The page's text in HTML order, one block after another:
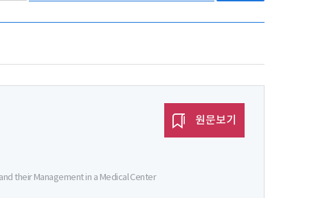
their Management in a Medical Center
원문보기